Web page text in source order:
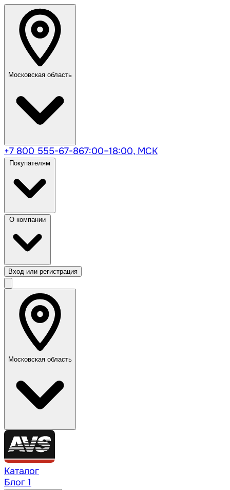
Московская область
+7 800 555-67-867:00–18:00, МСК
Вход или регистрация
Московская область
Каталог
Блог 1